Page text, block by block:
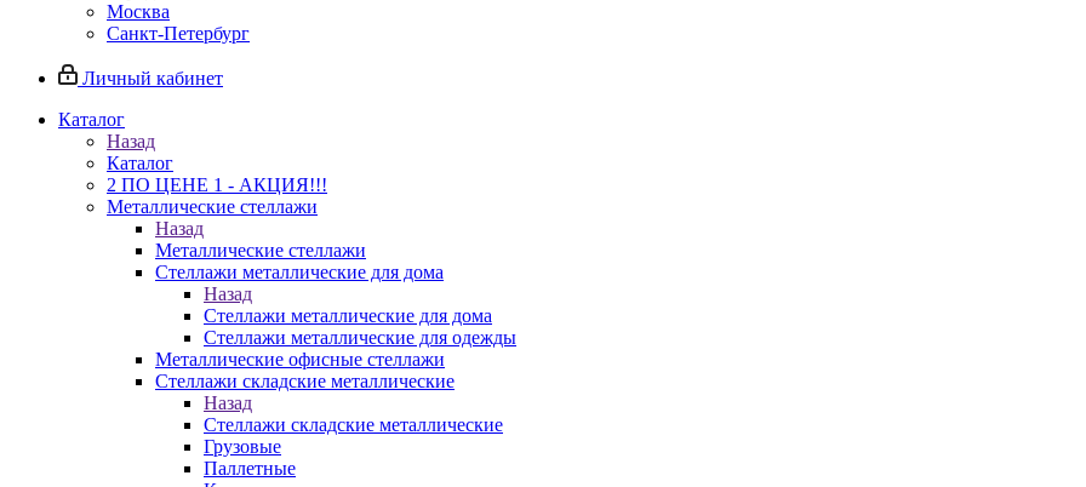
Москва
Санкт-Петербург
Личный кабинет
Каталог
Назад
Каталог
2 ПО ЦЕНЕ 1 - АКЦИЯ!!!
Металлические стеллажи
Назад
Металлические стеллажи
Стеллажи металлические для дома
Назад
Стеллажи металлические для дома
Стеллажи металлические для одежды
Металлические офисные стеллажи
Стеллажи складские металлические
Назад
Стеллажи складские металлические
Грузовые
Паллетные